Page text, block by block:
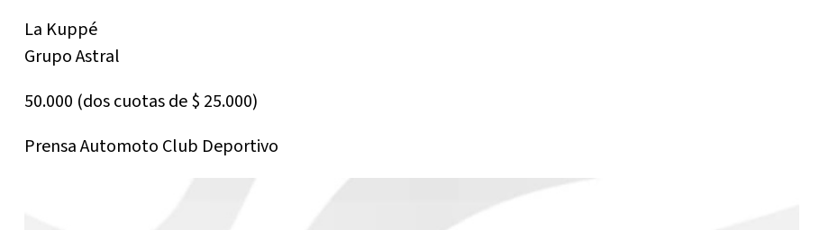
La Kuppé
Grupo Astral
50.000 (dos cuotas de $ 25.000)
Prensa Automoto Club Deportivo